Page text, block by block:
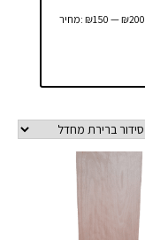
מחיר
מחיר
מחיר:₪150—₪200